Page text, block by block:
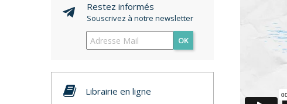
Restez informés
Souscrivez à notre newsletter
OK
Librairie en ligne